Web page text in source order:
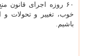
۶۰ روزه اجرای قانون
خوب، تغییر و تحولات و
باشیم.